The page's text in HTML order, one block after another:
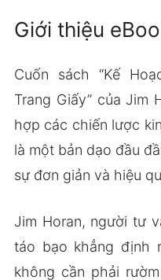
Giới thiệu
Cuốn sách “Kế
Trang Giấy” của Jim
hợp các chiến lược
là một bản dạo đầu
sự đơn giản và hiệu
Jim Horan, người tư
táo bạo khẳng định
không cần phải